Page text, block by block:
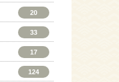
20
33
17
124